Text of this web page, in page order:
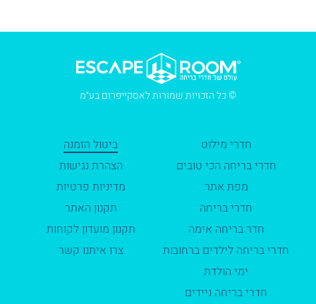
© כל הזכויות שמורות לאסקייפרום בע״מ
ביטול הזמנה
הצהרת נגישות
מדיניות פרטיות
תקנון האתר
תקנון מועדון לקוחות
צרו איתנו קשר
חדרי מילוט
חדרי בריחה הכי טובים
מפת אתר
חדרי בריחה
חדר בריחה אימה
חדרי בריחה לילדים ברחובות
ימי הולדת
חדרי בריחה ניידים